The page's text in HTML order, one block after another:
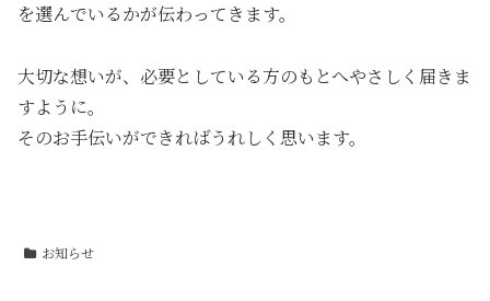
を選んでいるかが伝わってきます。
大切な想いが、必要としている方のもとへやさしく届きま
すように。
そのお手伝いができればうれしく思います。
お知らせ